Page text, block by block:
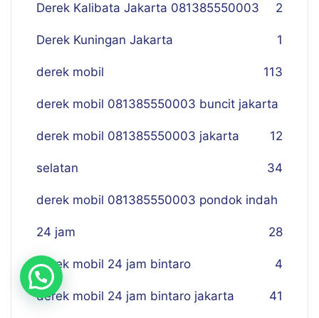
Derek Kalibata Jakarta 081385550003 2
Derek Kuningan Jakarta 1
derek mobil 113
derek mobil 081385550003 buncit jakarta
12
derek mobil 081385550003 jakarta
selatan 34
derek mobil 081385550003 pondok indah
24 jam 28
derek mobil 24 jam bintaro 4
derek mobil 24 jam bintaro jakarta 41